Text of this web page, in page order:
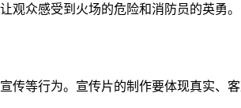
观众感受到火场的危险和消防员的英勇。
传等行为。宣传片的制作要体现真实、